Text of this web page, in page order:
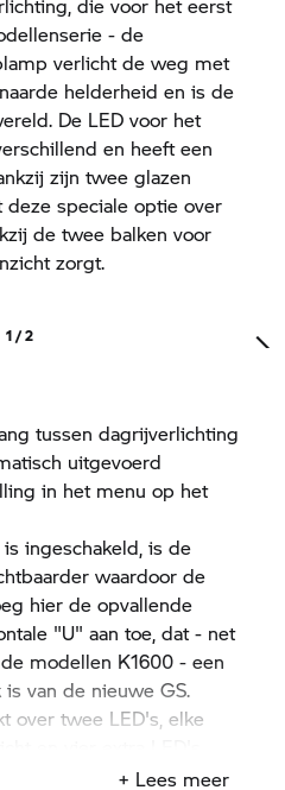
- de
verlicht de weg met
helderheid en is de
De LED voor het
en heeft een
zijn twee glazen
deze speciale optie over
de twee balken voor
zorgt.
1 / 2
tussen dagrijverlichting
uitgevoerd
in het menu op het
ingeschakeld, is de
waardoor de
hier de opvallende
"U" aan toe, dat - net
modellen K1600 - een
van de nieuwe GS.
over twee LED's, elke
en het positielicht. Deze
+ Lees meer